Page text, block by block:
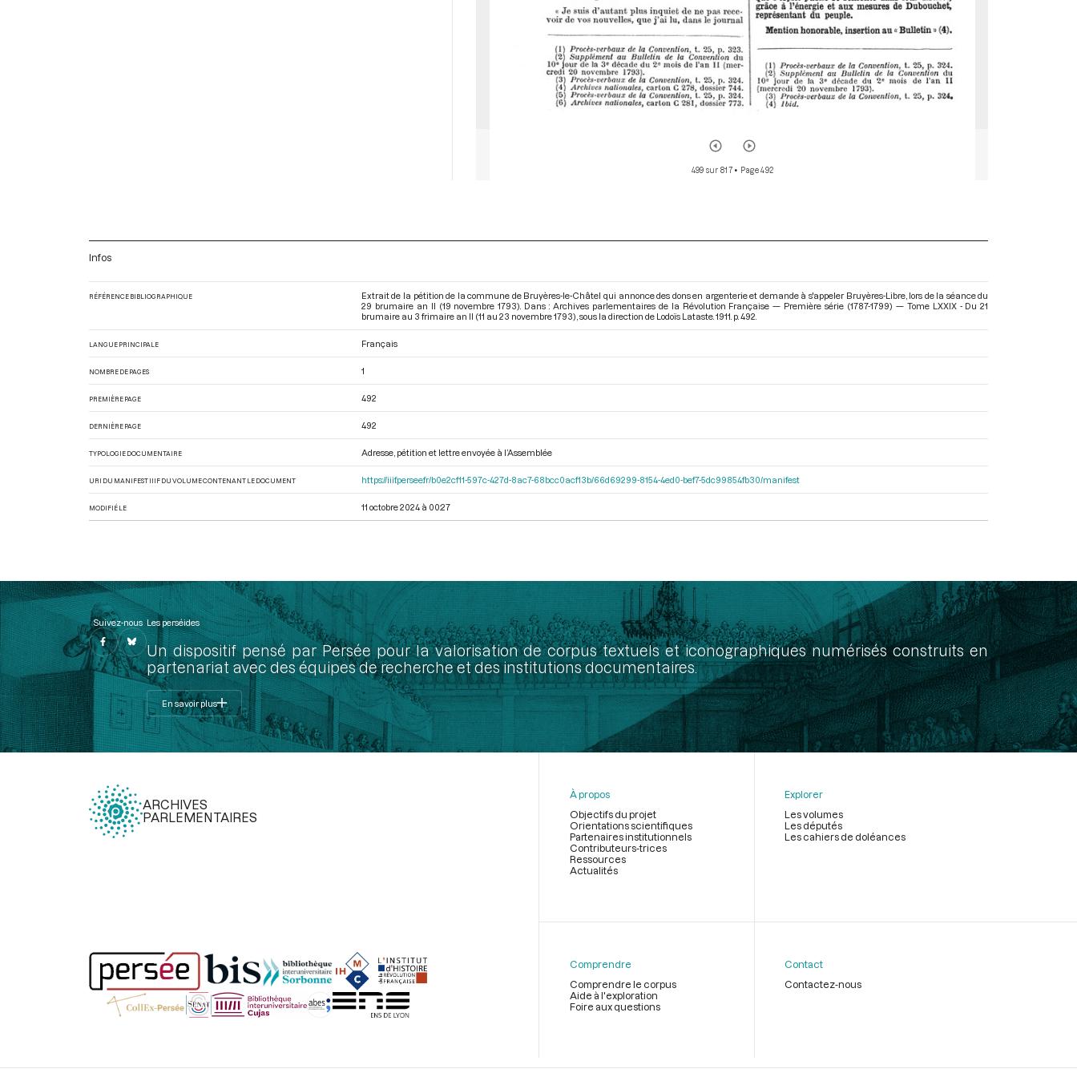
499 sur 817• Page 492
Infos
RÉFÉRENCE BIBLIOGRAPHIQUE
Extrait de la pétition de la commune de Bruyères-le-Châtel qui annonce des dons en argenterie et demande à s'appeler Bruyères-Libre, lors de la séance du
29 brumaire an II (19 novembre 1793). Dans : Archives parlementaires de la Révolution Française — Première série (1787-1799) — Tome LXXIX - Du 21
brumaire au 3 frimaire an II (11 au 23 novembre 1793) , sous la direction de Lodoïs Lataste. 1911. p. 492.
LANGUE PRINCIPALE Français
NOMBRE DE PAGES 1
PREMIÈRE PAGE 492
DERNIÈRE PAGE 492
TYPOLOGIE DOCUMENTAIRE Adresse, pétition et lettre envoyée à l’Assemblée
URI DU MANIFEST IIIF DU VOLUME CONTENANT LE DOCUMENT https://iiif.persee.fr/b0e2cf11-597c-427d-8ac7-68bcc0acf13b/66d69299-8154-4ed0-bef7-5dc99854fb30/manifest
MODIFIÉ LE 11 octobre 2024 à 00:27
Suivez-nous Les perséides
Un dispositif pensé par Persée pour la valorisation de corpus textuels et iconographiques numérisés construits en
partenariat avec des équipes de recherche et des institutions documentaires.
En savoir plus
ARCHIVES
PARLEMENTAIRES
page
À propos
Objectifs du projet
Orientations scientifiques
Partenaires institutionnels
Contributeurs-trices
Ressources
Actualités
Explorer
Les volumes
Les députés
Les cahiers de doléances
Comprendre
Comprendre le corpus
Aide à l'exploration
Foire aux questions
Contact
Contactez-nous
Légal